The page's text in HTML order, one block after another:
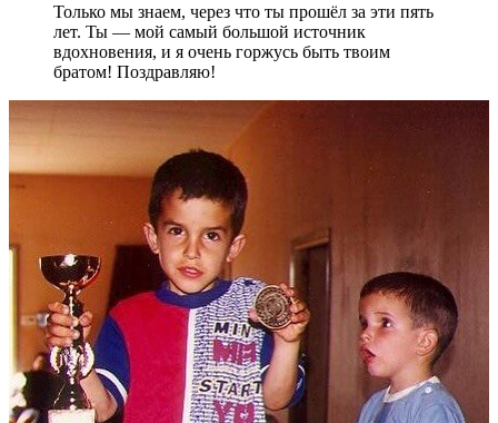
Только мы знаем, через что ты прошёл за эти пять
лет. Ты — мой самый большой источник
вдохновения, и я очень горжусь быть твоим
братом! Поздравляю!